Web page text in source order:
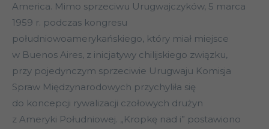
America. Mimo sprzeciwu Urugwajczyków, 5 marca
1959 r. podczas kongresu
południowoamerykańskiego, który miał miejsce
w Buenos Aires, z inicjatywy chilijskiego związku,
przy pojedynczym sprzeciwie Urugwaju Komisja
Spraw Międzynarodowych przychyliła się
do koncepcji rywalizacji czołowych drużyn
z Ameryki Południowej. „Kropkę nad i” postawiono